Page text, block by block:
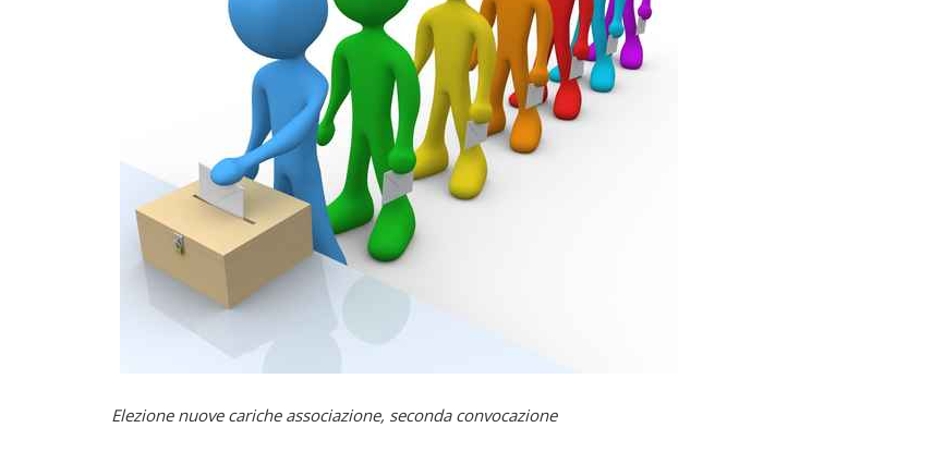
n
u
r
Elezione nuove cariche associazione, seconda convocazione